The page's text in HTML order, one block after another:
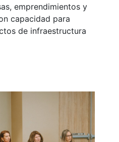
emprendimientos y
capacidad para
de infraestructura